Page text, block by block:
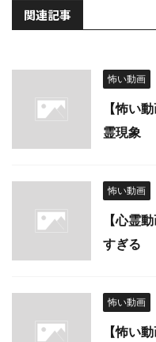
関連記事
怖い動画
【怖い
霊現象
怖い動画
【心霊
すぎる
怖い動画
【怖い